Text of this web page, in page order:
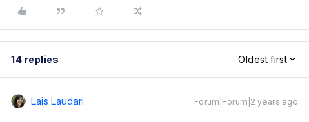
14 replies Oldest first
Lais Laudari Forum|Forum|2 years ago